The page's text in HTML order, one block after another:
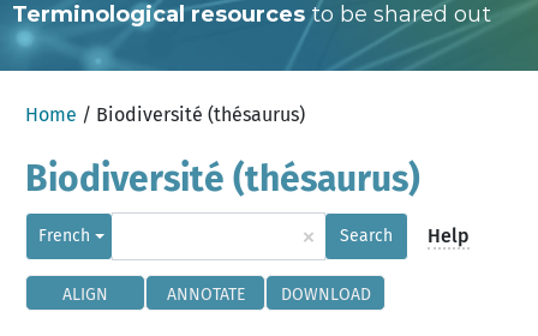
Terminological resourcesto be shared out
Home / Biodiversité (thésaurus)
Biodiversité (thésaurus)
French × Search Help
ALIGN ANNOTATE DOWNLOAD